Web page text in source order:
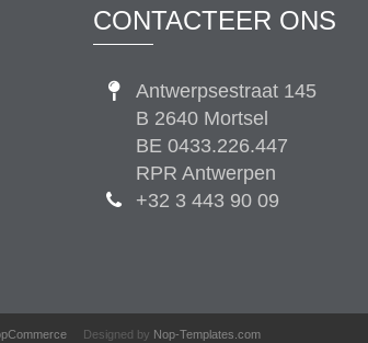
CONTACTEER ONS
Antwerpsestraat 145
B 2640 Mortsel
BE 0433.226.447
RPR Antwerpen
+32 3 443 90 09
Designed by Nop-Templates.com